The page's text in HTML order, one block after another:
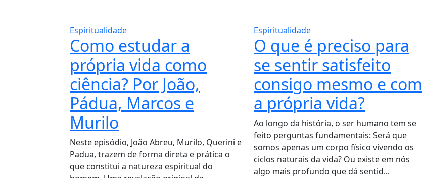
Espiritualidade
Como estudar a
própria vida como
ciência? Por João,
Pádua, Marcos e
Murilo
Neste episódio, João Abreu, Murilo, Querini e
Padua, trazem de forma direta e prática o
que constitui a natureza espiritual do
Espiritualidade
O que é preciso para
se sentir satisfeito
consigo mesmo e com
a própria vida?
Ao longo da história, o ser humano tem se
feito perguntas fundamentais: Será que
somos apenas um corpo físico vivendo os
ciclos naturais da vida? Ou existe em nós
algo mais profundo que dá sentid...